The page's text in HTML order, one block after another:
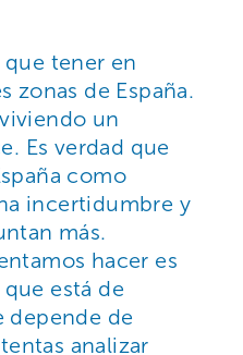
que tener en
zonas de España.
un
Es verdad que
como
incertidumbre y
más.
hacer es
está de
depende de
analizar